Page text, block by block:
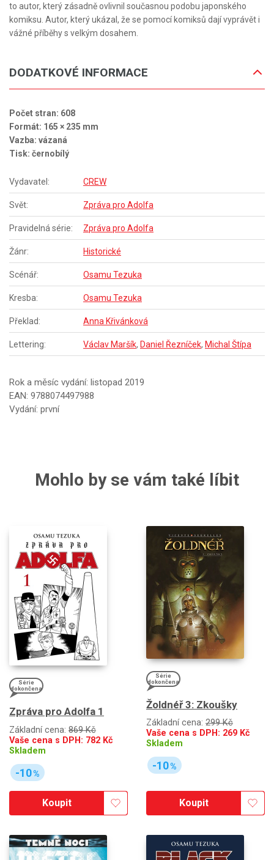
to autor, který zásadně ovlivnil současnou podobu japonského
komiksu. Autor, který ukázal, že se pomocí komiksů dají vyprávět i
vážné příběhy s velkým dosahem.
DODATKOVÉ INFORMACE
Počet stran: 608
Formát: 165 × 235 mm
Vazba: vázaná
Tisk: černobílý
Vydavatel: CREW
Svět: Zpráva pro Adolfa
Pravidelná série: Zpráva pro Adolfa
Žánr: Historické
Scénář: Osamu Tezuka
Kresba: Osamu Tezuka
Překlad: Anna Křivánková
Lettering: Václav Maršík, Daniel Řezníček, Michal Štípa
Rok a měsíc vydání: listopad 2019
EAN: 9788074497988
Vydání: první
Mohlo by se vám také líbit
Série
dokončena
Zpráva pro Adolfa 1
Základní cena: 869 Kč
Vaše cena s DPH: 782 Kč
Skladem
-10%
Koupit
Série
dokončena
Žoldnéř 3: Zkoušky
Základní cena: 299 Kč
Vaše cena s DPH: 269 Kč
Skladem
-10%
Koupit